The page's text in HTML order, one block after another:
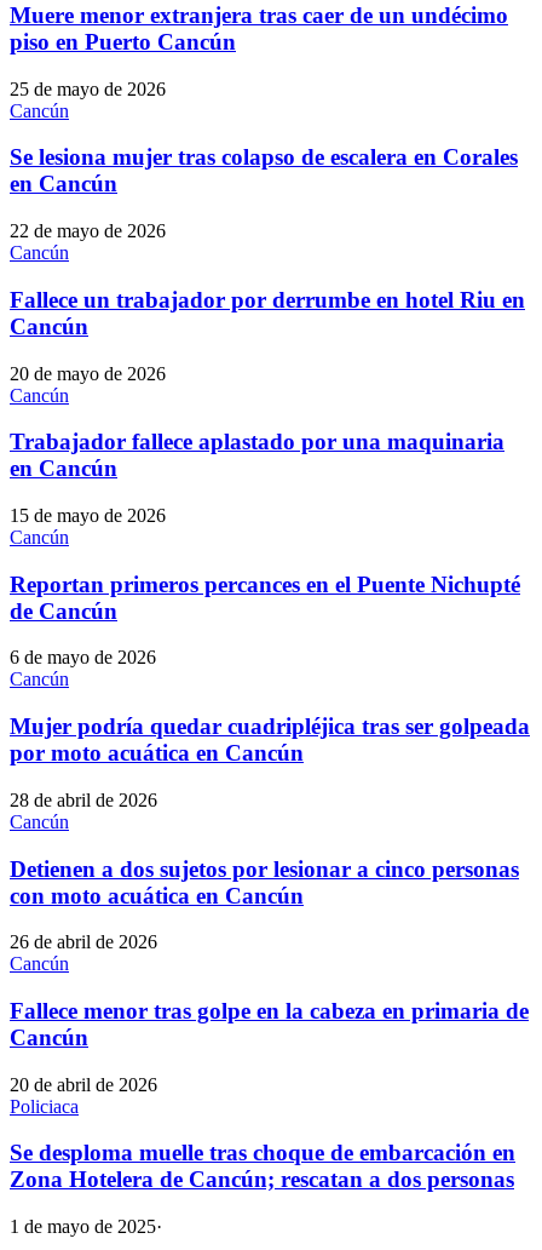
Muere menor extranjera tras caer de un undécimo
piso en Puerto Cancún
25 de mayo de 2026
Cancún
Se lesiona mujer tras colapso de escalera en Corales
en Cancún
22 de mayo de 2026
Cancún
Fallece un trabajador por derrumbe en hotel Riu en
Cancún
20 de mayo de 2026
Cancún
Trabajador fallece aplastado por una maquinaria
en Cancún
15 de mayo de 2026
Cancún
Reportan primeros percances en el Puente Nichupté
de Cancún
6 de mayo de 2026
Cancún
Mujer podría quedar cuadripléjica tras ser golpeada
por moto acuática en Cancún
28 de abril de 2026
Cancún
Detienen a dos sujetos por lesionar a cinco personas
con moto acuática en Cancún
26 de abril de 2026
Cancún
Fallece menor tras golpe en la cabeza en primaria de
Cancún
20 de abril de 2026
Policiaca
Se desploma muelle tras choque de embarcación en
Zona Hotelera de Cancún; rescatan a dos personas
1 de mayo de 2025·